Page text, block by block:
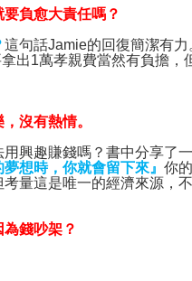
負愈大責任嗎？
這句話Jamie的回復簡潔有
出1萬孝親費當然有負擔，
沒有熱情。
興趣賺錢嗎？書中分享了
想時，你就會留下來』 你
量這是唯一的經濟來源，
錢吵架？